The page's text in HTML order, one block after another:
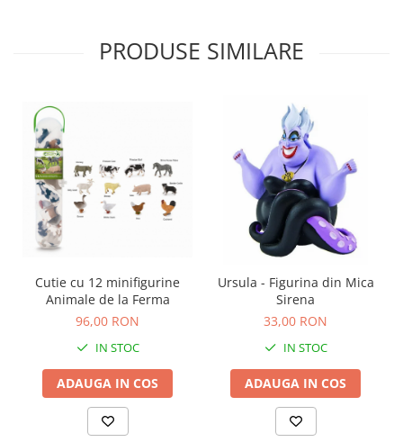
PRODUSE SIMILARE
Cutie cu 12 minifigurine
Animale de la Ferma
96,00 RON
IN STOC
ADAUGA IN COS
Ursula - Figurina din Mica
Sirena
33,00 RON
IN STOC
ADAUGA IN COS